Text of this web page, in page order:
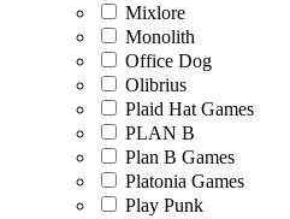
Mixlore
Monolith
Office Dog
Olibrius
Plaid Hat Games
PLAN B
Plan B Games
Platonia Games
Play Punk